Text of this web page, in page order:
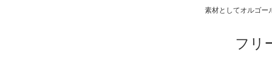
素材としてオルゴー
フリ